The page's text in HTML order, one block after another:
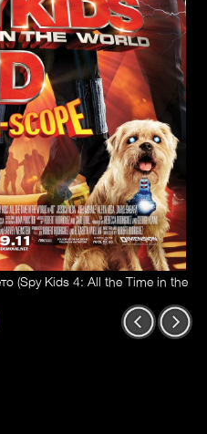
(Spy Kids 4: All the Time in the